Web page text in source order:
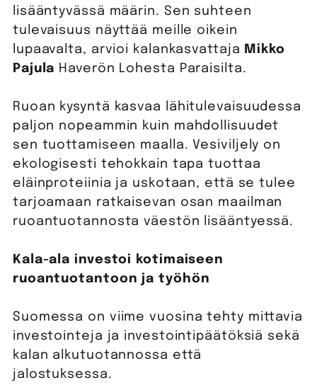
lisääntyvässä määrin. Sen suhteen
tulevaisuus näyttää meille oikein
lupaavalta, arvioi kalankasvattaja Mikko
Pajula Haverön Lohesta Paraisilta.
Ruoan kysyntä kasvaa lähitulevaisuudessa
paljon nopeammin kuin mahdollisuudet
sen tuottamiseen maalla. Vesiviljely on
ekologisesti tehokkain tapa tuottaa
eläinproteiinia ja uskotaan, että se tulee
tarjoamaan ratkaisevan osan maailman
ruoantuotannosta väestön lisääntyessä.
Kala-ala investoi kotimaiseen
ruoantuotantoon ja työhön
Suomessa on viime vuosina tehty mittavia
investointeja ja investointipäätöksiä sekä
kalan alkutuotannossa että
jalostuksessa.